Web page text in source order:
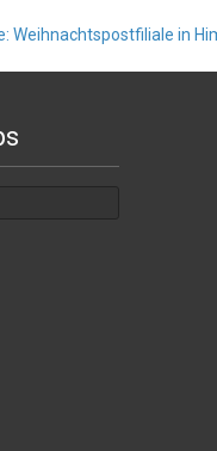
Weihnachtspostfiliale in